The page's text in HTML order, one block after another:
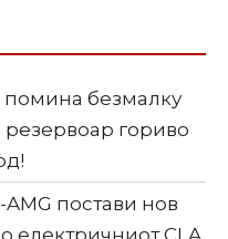
помина безмалку
гориво
постави нов
електричниот CLA